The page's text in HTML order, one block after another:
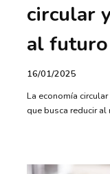
circular
al
16/01/2025
La economía
que busca reducir